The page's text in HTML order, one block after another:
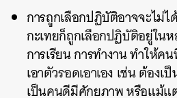
การถูกเลือกปฏิบัติอาจจะไม่
กะเทยก็ถูกเลือกปฏิบัติอยู่ใน
การเรียน การทำงาน ทำให้ค
เอาตัวรอดเอาเอง เช่น ต้อง
เป็นคนดีมีศักยภาพ หรือแม้แ